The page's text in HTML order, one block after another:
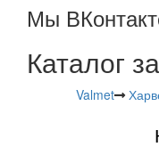
Мы
Каталог
Valmet